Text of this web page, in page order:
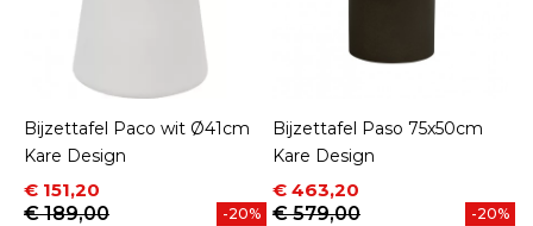
Bijzettafel Paco wit Ø41cm
Kare Design
Prijs
€ 151,20
Normale prijs
€ 189,00
-20%
Bijzettafel Paso 75x50cm
Kare Design
Prijs
€ 463,20
Normale prijs
€ 579,00
-20%